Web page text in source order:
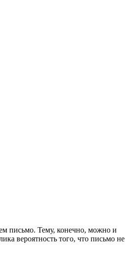
письмо. Тему, конечно, можно и
вероятность того, что письмо не